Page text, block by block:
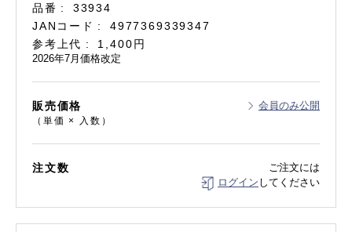
品番
33934
JANコード
4977369339347
参考上代
1,400円
2026年7月価格改定
販売価格
（単価 × 入数）
会員のみ公開
注文数
ご注文には
ログイン してください